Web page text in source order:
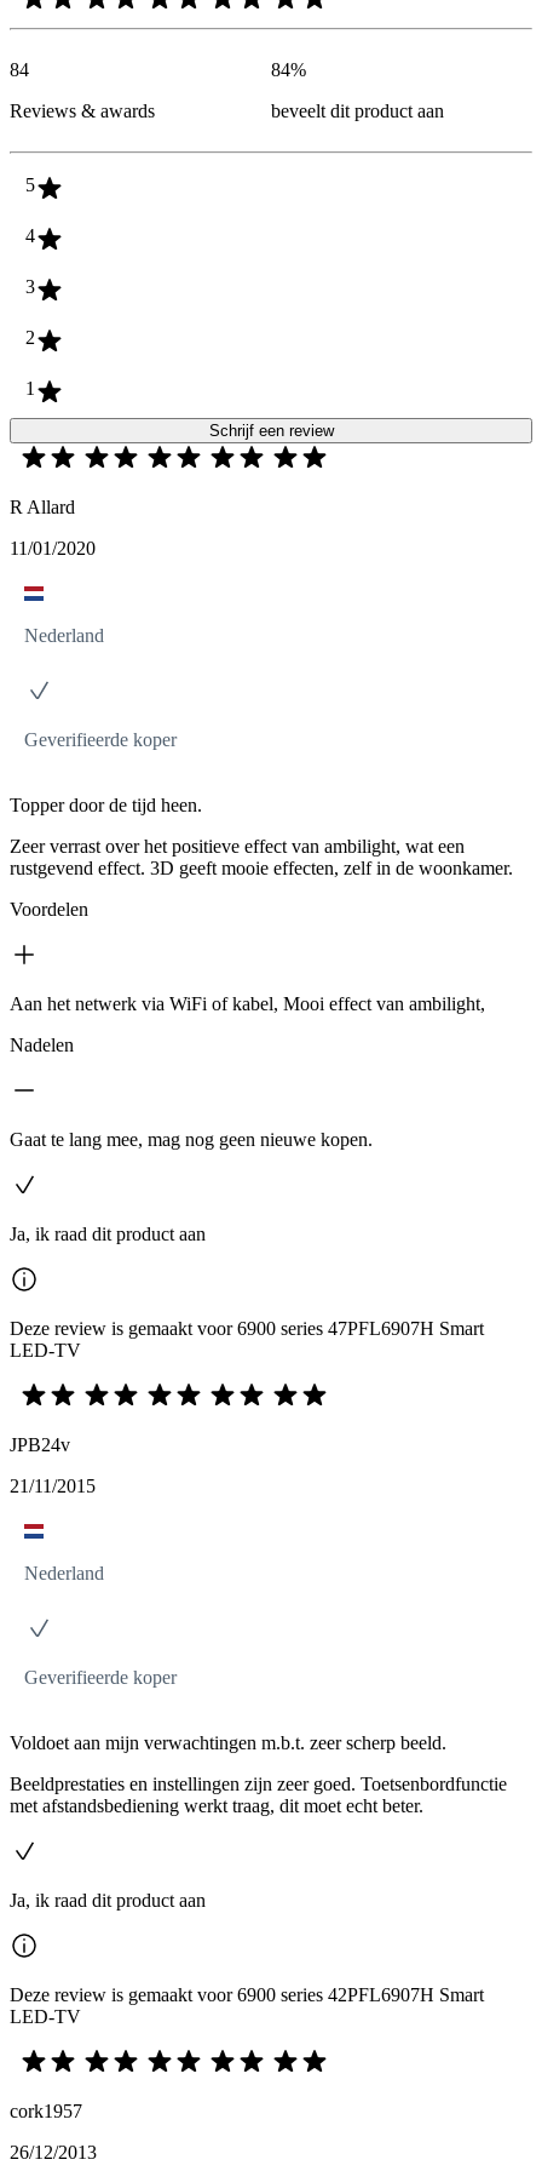
84
Reviews & awards
84%
beveelt dit product aan
5
4
3
2
1
Schrijf een review
R Allard
11/01/2020
Nederland
Geverifieerde koper
Topper door de tijd heen.
Zeer verrast over het positieve effect van ambilight, wat een
rustgevend effect. 3D geeft mooie effecten, zelf in de woonkamer.
Voordelen
Aan het netwerk via WiFi of kabel, Mooi effect van ambilight,
Nadelen
Gaat te lang mee, mag nog geen nieuwe kopen.
Ja, ik raad dit product aan
Deze review is gemaakt voor 6900 series 47PFL6907H Smart
LED-TV
JPB24v
21/11/2015
Nederland
Geverifieerde koper
Voldoet aan mijn verwachtingen m.b.t. zeer scherp beeld.
Beeldprestaties en instellingen zijn zeer goed. Toetsenbordfunctie
met afstandsbediening werkt traag, dit moet echt beter.
Ja, ik raad dit product aan
Deze review is gemaakt voor 6900 series 42PFL6907H Smart
LED-TV
cork1957
26/12/2013